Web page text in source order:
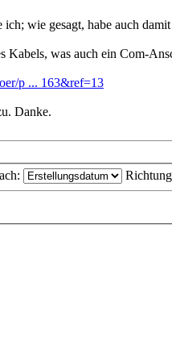
wie gesagt, habe auch
Kabels, was auch ein Com-
p ... 163&ref=13
Danke.